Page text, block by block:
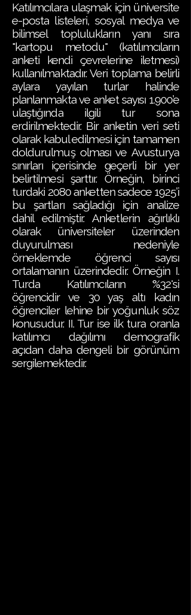
Katılımcılara ulaşmak için üniversite
e-posta listeleri, sosyal medya ve
bilimsel toplulukların yanı sıra
"kartopu metodu" (katılımcıların
anketi kendi çevrelerine iletmesi)
kullanılmaktadır. Veri toplama belirli
aylara yayılan turlar halinde
planlanmakta ve anket sayısı 1.900’e
ulaştığında ilgili tur sona
erdirilmektedir. Bir anketin veri seti
olarak kabul edilmesi için tamamen
doldurulmuş olması ve Avusturya
sınırları içerisinde geçerli bir yer
belirtilmesi şarttır. Örneğin, birinci
turdaki 2080 anketten sadece 1925’i
bu şartları sağladığı için analize
dahil edilmiştir. Anketlerin ağırlıklı
olarak üniversiteler üzerinden
duyurulması nedeniyle
örneklemde öğrenci sayısı
ortalamanın üzerindedir. Örneğin I.
Turda Katılımcıların %32'si
öğrencidir ve 30 yaş altı kadın
öğrenciler lehine bir yoğunluk söz
konusudur. II. Tur ise ilk tura oranla
katılımcı dağılımı demografik
açıdan daha dengeli bir görünüm
sergilemektedir.